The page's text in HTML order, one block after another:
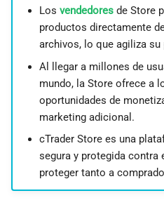
Losvendedores de Store
productos directamente
archivos, lo que agiliza su
Al llegar a millones de
mundo, la Store ofrece a
oportunidades de
marketing adicional.
cTrader Store es una
segura y protegida contra
proteger tanto a